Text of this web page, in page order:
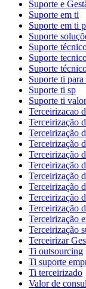
Suporte e
Suporte em ti
Suporte em ti
Suporte
Suporte
Suporte
Suporte
Suporte ti para
Suporte ti sp
Suporte ti valor
Terceirizacao
Terceirização
Terceirização
Terceirização
Terceirização
Terceirização
Terceirização
Terceirização
Terceirização
Terceirização
Terceirização
Terceirização
Terceirizar
Ti outsourcing
Ti suporte
Ti terceirizado
Valor de